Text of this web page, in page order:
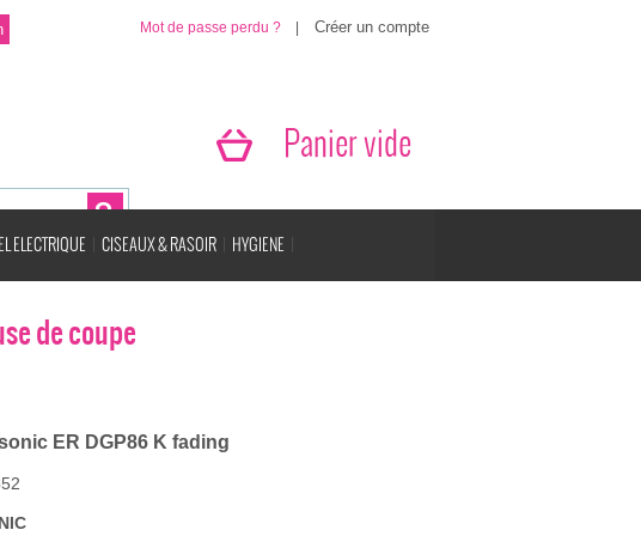
Mot de passe perdu ?
Panier vide
ELECTRIQUE CISEAUX & RASOIR HYGIENE
de coupe
ER DGP86 K fading